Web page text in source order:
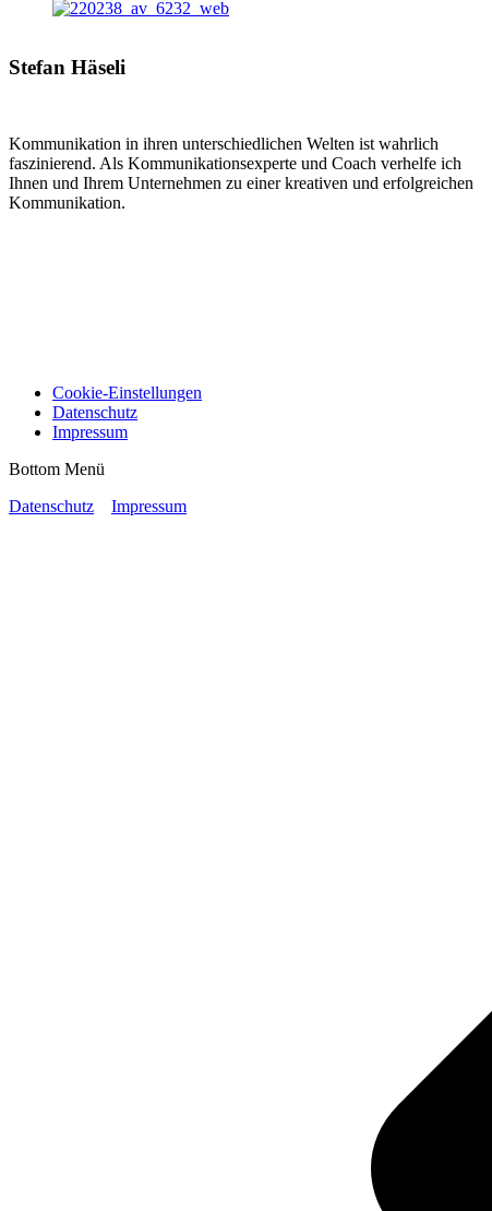
Stefan Häseli
Kommunikation in ihren unterschiedlichen Welten ist wahrlich
faszinierend. Als Kommunikationsexperte und Coach verhelfe ich
Ihnen und Ihrem Unternehmen zu einer kreativen und erfolgreichen
Kommunikation.
Cookie-Einstellungen
Datenschutz
Impressum
Bottom Menü
Datenschutz
Impressum